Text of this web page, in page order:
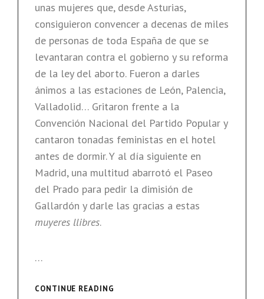
unas mujeres que, desde Asturias,
consiguieron convencer a decenas de miles
de personas de toda España de que se
levantaran contra el gobierno y su reforma
de la ley del aborto. Fueron a darles
ánimos a las estaciones de León, Palencia,
Valladolid… Gritaron frente a la
Convención Nacional del Partido Popular y
cantaron tonadas feministas en el hotel
antes de dormir. Y al día siguiente en
Madrid, una multitud abarrotó el Paseo
del Prado para pedir la dimisión de
Gallardón y darle las gracias a estas
muyeres llibres.
…
CONTINUE READING